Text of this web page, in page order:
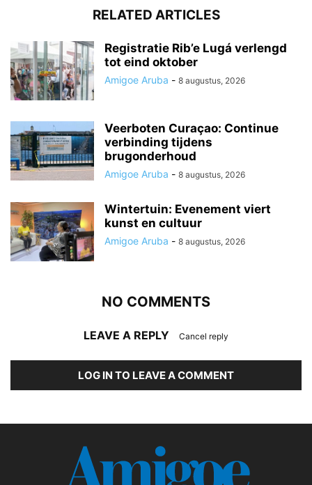
RELATED ARTICLES
Registratie Rib’e Lugá verlengd
tot eind oktober
Amigoe Aruba - 8 augustus, 2026
Veerboten Curaçao: Continue
verbinding tijdens
brugonderhoud
Amigoe Aruba - 8 augustus, 2026
Wintertuin: Evenement viert
kunst en cultuur
Amigoe Aruba - 8 augustus, 2026
NO COMMENTS
LEAVE A REPLY Cancel reply
LOG IN TO LEAVE A COMMENT